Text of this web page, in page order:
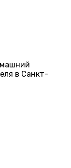
в Санкт-